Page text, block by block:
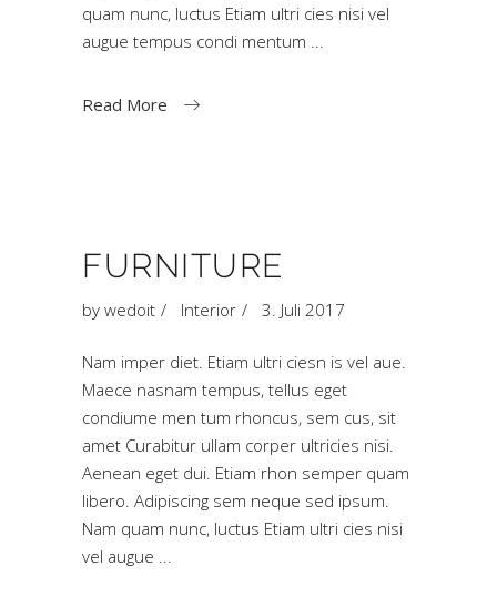
quam nunc, luctus Etiam ultri cies nisi vel
augue tempus condi mentum
Read More
FURNITURE
by wedoit Interior 3. Juli 2017
Nam imper diet. Etiam ultri ciesn is vel aue.
Maece nasnam tempus, tellus eget
condiume men tum rhoncus, sem cus, sit
amet Curabitur ullam corper ultricies nisi.
Aenean eget dui. Etiam rhon semper quam
libero. Adipiscing sem neque sed ipsum.
Nam quam nunc, luctus Etiam ultri cies nisi
vel augue